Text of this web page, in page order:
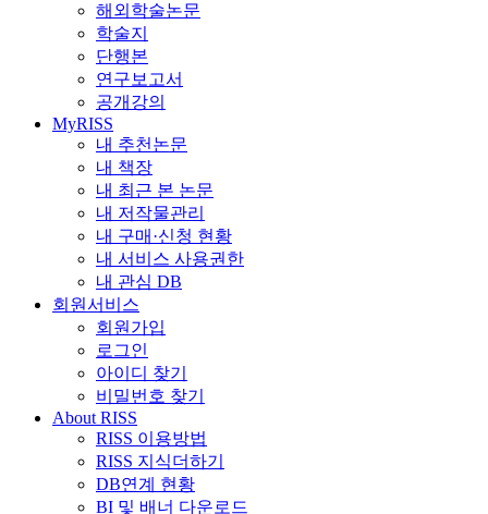
해외학술논문
학술지
단행본
연구보고서
공개강의
MyRISS
내 추천논문
내 책장
내 최근 본 논문
내 저작물관리
내 구매·신청 현황
내 서비스 사용권한
내 관심 DB
회원서비스
회원가입
로그인
아이디 찾기
비밀번호 찾기
About RISS
RISS 이용방법
RISS 지식더하기
DB연계 현황
BI 및 배너 다운로드